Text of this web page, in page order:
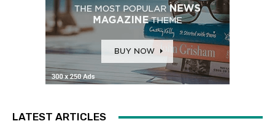
LATEST ARTICLES